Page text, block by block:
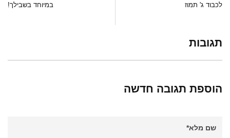
לכבוד ג' תמוז במיוחד בשבילך!
תגובות
הוספת תגובה חדשה